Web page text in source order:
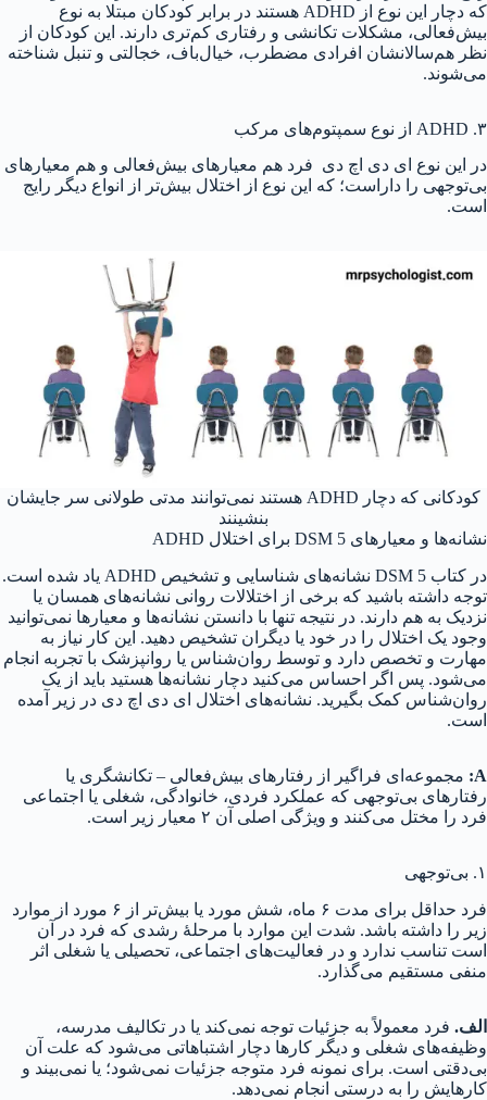
که دچار این نوع از ADHD هستند در برابر کودکان مبتلا به نوع
بیش‌فعالی، مشکلات تکانشی و رفتاری کم‌تری دارند. این کودکان از
نظر هم‌سالانشان افرادی مضطرب، خیال‌باف، خجالتی و تنبل شناخته
می‌شوند.
۳. ADHD از نوع سمپتوم‌های مرکب
در این نوع ای دی اچ دی فرد هم معیارهای بیش‌فعالی و هم معیارهای
بی‌توجهی را داراست؛ که این نوع از اختلال بیش‌تر از انواع دیگر رایج
است.
کودکانی که دچار ADHD هستند نمی‌توانند مدتی طولانی سر جایشان
بنشینند
نشانه‌ها و معیارهای DSM 5 برای اختلال ADHD
در کتاب DSM 5 نشانه‌های شناسایی و تشخیص ADHD یاد شده است.
توجه داشته باشید که برخی از اختلالات روانی نشانه‌های همسان یا
نزدیک به هم دارند. در نتیجه تنها با دانستن نشانه‌ها و معیارها نمی‌توانید
وجود یک اختلال را در خود یا دیگران تشخیص دهید. این کار نیاز به
مهارت و تخصص دارد و توسط روان‌شناس یا روانپزشک با تجربه انجام
می‌شود. پس اگر احساس می‌کنید دچار نشانه‌ها هستید باید از یک
روان‌شناس کمک بگیرید. نشانه‌های اختلال ای دی اچ دی در زیر آمده
است.
A
: مجموعه‌ای فراگیر از رفتارهای بیش‌فعالی – تکانشگری یا
رفتارهای بی‌توجهی که عملکرد فردی، خانوادگی، شغلی یا اجتماعی
فرد را مختل می‌کنند و ویژگی اصلی آن ۲ معیار زیر است.
۱. بی‌توجهی
فرد حداقل برای مدت ۶ ماه، شش مورد یا بیش‌تر از ۶ مورد از موارد
زیر را داشته باشد. شدت این موارد با مرحلهٔ رشدی که فرد در آن
است تناسب ندارد و در فعالیت‌های اجتماعی، تحصیلی یا شغلی اثر
منفی مستقیم می‌گذارد.
الف. فرد معمولاً به جزئیات توجه نمی‌کند یا در تکالیف مدرسه،
وظیفه‌های شغلی و دیگر کارها دچار اشتباهاتی می‌شود که علت آن
بی‌دقتی است. برای نمونه فرد متوجه جزئیات نمی‌شود؛ یا نمی‌بیند و
کارهایش را به درستی انجام نمی‌دهد.